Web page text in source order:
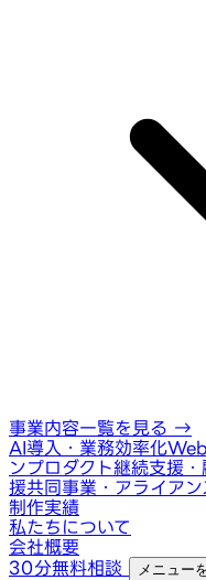
事業内容一覧を見る →
AI導入・業務効率化
ンプロダクト継続支援
援共同事業・アライアン
制作実績
私たちについて
会社概要
30分無料相談
メニュー